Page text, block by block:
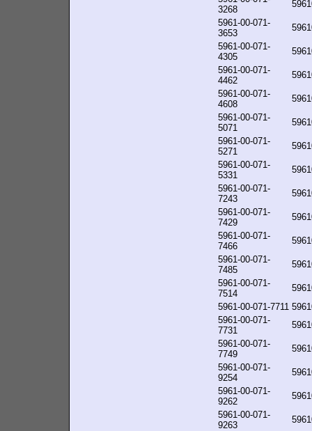
3268
5961-00-071-
3653
5961-00-071-
4305
5961-00-071-
4462
5961-00-071-
4608
5961-00-071-
5071
5961-00-071-
5271
5961-00-071-
5331
5961-00-071-
7243
5961-00-071-
7429
5961-00-071-
7466
5961-00-071-
7485
5961-00-071-
7514
5961-00-071-7711
5961-00-071-
7731
5961-00-071-
7749
5961-00-071-
9254
5961-00-071-
9262
5961-00-071-
9263